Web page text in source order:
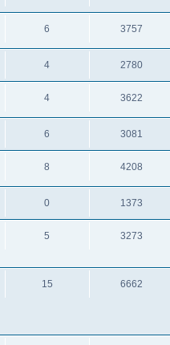
6 3757
4 2780
4 3622
6 3081
8 4208
0 1373
5 3273
15 6662